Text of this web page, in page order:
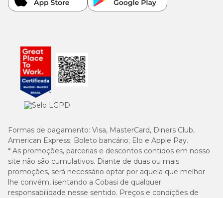
Formas de pagamento: Visa, MasterCard, Diners Club,
American Express; Boleto bancário; Elo e Apple Pay.
* As promoções, parcerias e descontos contidos em nosso
site não são cumulativos. Diante de duas ou mais
promoções, será necessário optar por aquela que melhor
lhe convém, isentando a Cobasi de qualquer
responsabilidade nesse sentido. Preços e condições de